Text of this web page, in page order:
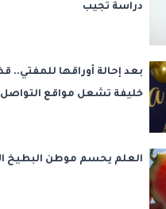
دراسة تجيب
بعد إحالة أوراقها للمفتي..
خليفة تشعل مواقع التواصل
العلم يحسم موطن البطيخ